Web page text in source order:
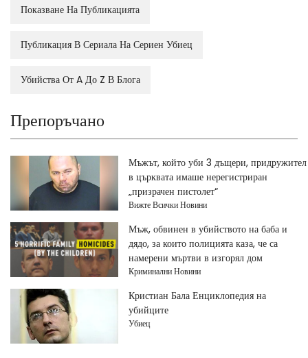
Показване На Публикацията
Публикация В Сериала На Сериен Убиец
Убийства От A До Z В Блога
Препоръчано
Мъжът, който уби 3 дъщери, придружител
в църквата имаше нерегистриран
„призрачен пистолет“
Вижте Всички Новини
Мъж, обвинен в убийството на баба и
дядо, за които полицията каза, че са
намерени мъртви в изгорял дом
Криминални Новини
Кристиан Бала Енциклопедия на
убийците
Убиец